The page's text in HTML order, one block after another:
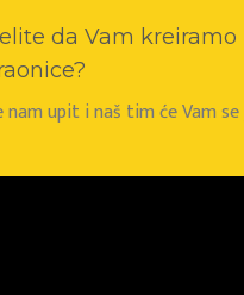
da Vam
nam upit i naš tim će Vam